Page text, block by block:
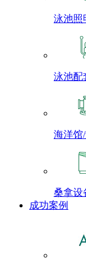
泳池照
泳池配
海洋馆
桑拿设
成功案例